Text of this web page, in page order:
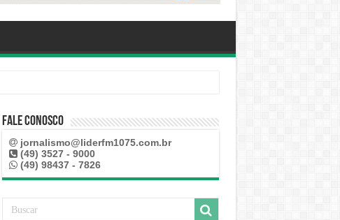
Fale Conosco
jornalismo@liderfm1075.com.br
(49) 3527 - 9000
(49) 98437 - 7826